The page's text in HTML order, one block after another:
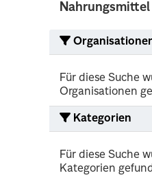
Nahrungsmittel
Für diese Suche
Organisationen
Kategorien
Für diese Suche
Kategorien